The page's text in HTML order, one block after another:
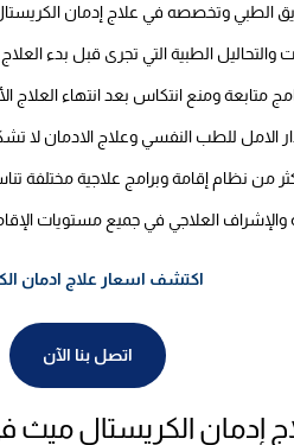
الطبي وتخصصه في علاج إدمان
والتحاليل الطبية التي تجرى قبل بدء
متابعة ومنع انتكاس بعد انتهاء العلاج
للطب النفسي وعلاج الادمان لا
من نظام إقامة وبرامج علاجية مختلفة
والإشراف العلاجي في جميع مستويات
اكتشف اسعار علاج ادمان
اتصل بنا الآن
إدمان الكريستال